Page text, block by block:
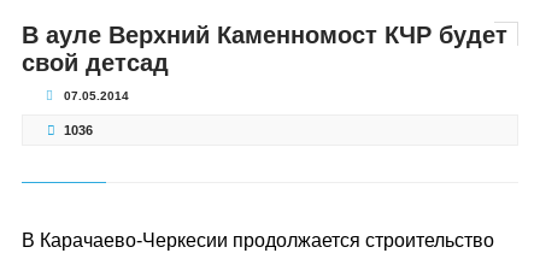
В ауле Верхний Каменномост КЧР будет
свой детсад
07.05.2014
1036
В Карачаево-Черкесии продолжается строительство